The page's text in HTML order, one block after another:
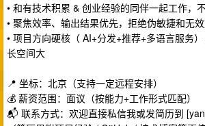
• 和有技术积累 & 创业经验的同伴一起工作，
• 聚焦效率、输出结果优先，拒绝伪敏捷和无
• 项目方向硬核（ AI+分发+推荐+多语言服务
长空间大
📍 坐标：北京（支持一定远程安排）
💰 薪资范围：面议（按能力+工作形式匹配）
📬 联系方式：欢迎直接私信我或发简历到 [